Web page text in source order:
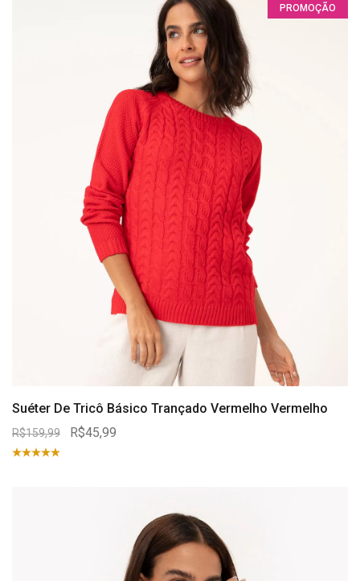
PROMOÇÃO
Suéter De Tricô Básico Trançado Vermelho Vermelho
R$159,99 R$45,99